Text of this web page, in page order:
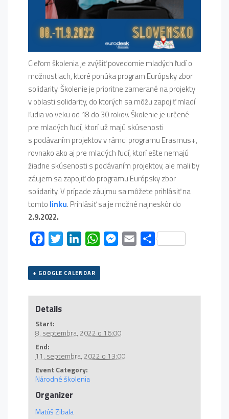
Cieľom školenia je zvýšiť povedomie mladých ľudí o
možnostiach, ktoré ponúka program Európsky zbor
solidarity. Školenie je prioritne zamerané na projekty
v oblasti solidarity, do ktorých sa môžu zapojiť mladí
ľudia vo veku od 18 do 30 rokov. Školenie je určené
pre mladých ľudí, ktorí už majú skúsenosti
s podávaním projektov v rámci programu Erasmus+,
rovnako ako aj pre mladých ľudí, ktorí ešte nemajú
žiadne skúsenosti s podávaním projektov, ale mali by
záujem sa zapojiť do programu Európsky zbor
solidarity. V prípade záujmu sa môžete prihlásiť na
tomto linku. Prihlásiť sa je možné najneskôr do
2.9.2022.
FacebookTwitterLinkedInWhatsAppMessenger
Email Share
+ GOOGLE CALENDAR
Details
Start:
8. septembra, 2022 o 16:00
End:
11. septembra, 2022 o 13:00
Event Category:
Národné školenia
Organizer
Matúš Zibala